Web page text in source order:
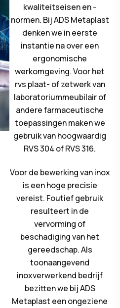
kwaliteitseisen en -
normen. Bij ADS Metaplast
denken we in eerste
instantie na over een
ergonomische
werkomgeving. Voor het
rvs plaat- of zetwerk van
laboratoriummeubilair of
andere farmaceutische
toepassingen maken we
gebruik van hoogwaardig
RVS 304 of RVS 316.
Voor de bewerking van inox
is een hoge precisie
vereist. Foutief gebruik
resulteert in de
vervorming of
beschadiging van het
gereedschap. Als
toonaangevend
inoxverwerkend bedrijf
bezitten we bij ADS
Metaplast een ongeziene